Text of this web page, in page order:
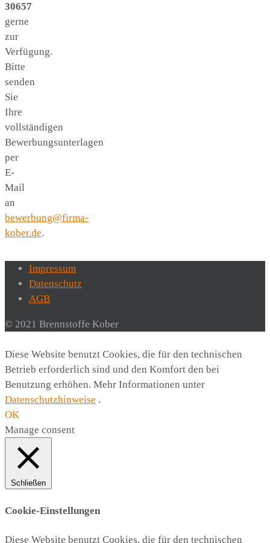
30657
gerne
zur
Verfügung.
Bitte
senden
Sie
Ihre
vollständigen
Bewerbungsunterlagen
per
E-
Mail
an
bewerbung@firma-
kober.de.
Impressum
Datenschutz
AGB
© 2021 Brennstoffe Kober
Diese Website benutzt Cookies, die für den technischen
Betrieb erforderlich sind und den Komfort den bei
Benutzung erhöhen. Mehr Informationen unter
Datenschutzhinweise .
OK
Manage consent
Schließen
Cookie-Einstellungen
Diese Website benutzt Cookies, die für den technischen